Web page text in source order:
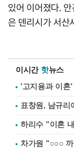
있어 이어졌다.
은 덴리시가 서산
이시간 핫뉴스
'고지용과 이혼
표창원, 남규
하리수 "이혼
차가원 "○○○